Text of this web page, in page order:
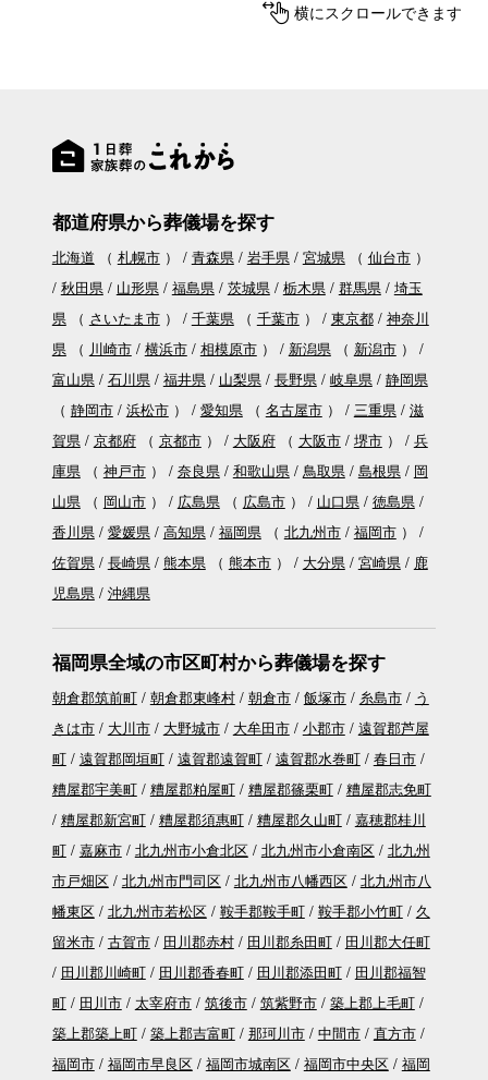
横にスクロールできます
都道府県から葬儀場を探す
北海道 （ 札幌市） 青森県 岩手県 宮城県（ 仙台市）
秋田県
山形県 福島県 茨城県 栃木県 群馬県
埼玉
県（ さいたま市） 千葉県（ 千葉市） 東京都
神奈川
県（ 川崎市 横浜市 相模原市） 新潟県（ 新潟市）
富山県
石川県 福井県 山梨県 長野県 岐阜県
静岡県
（ 静岡市 浜松市） 愛知県（ 名古屋市） 三重県
滋
賀県
京都府（ 京都市） 大阪府（ 大阪市 堺市）
兵
庫県（ 神戸市） 奈良県 和歌山県 鳥取県 島根県
岡
山県（ 岡山市） 広島県（ 広島市） 山口県
徳島県
香川県
愛媛県 高知県 福岡県（ 北九州市 福岡市）
佐賀県
長崎県 熊本県（ 熊本市） 大分県 宮崎県
鹿
児島県
沖縄県
福岡県全域の市区町村から葬儀場を探す
朝倉郡筑前町 朝倉郡東峰村 朝倉市 飯塚市 糸島市
う
きは市
大川市 大野城市 大牟田市 小郡市
遠賀郡芦屋
町
遠賀郡岡垣町 遠賀郡遠賀町 遠賀郡水巻町
春日市
糟屋郡宇美町
糟屋郡粕屋町 糟屋郡篠栗町
糟屋郡志免町
糟屋郡新宮町
糟屋郡須惠町 糟屋郡久山町
嘉穂郡桂川
町
嘉麻市 北九州市小倉北区 北九州市小倉南区
北九州
市戸畑区
北九州市門司区 北九州市八幡西区
北九州市八
幡東区
北九州市若松区 鞍手郡鞍手町 鞍手郡小竹町
久
留米市
古賀市 田川郡赤村 田川郡糸田町
田川郡大任町
田川郡川崎町
田川郡香春町 田川郡添田町
田川郡福智
町
田川市 太宰府市 筑後市 筑紫野市
築上郡上毛町
築上郡築上町
築上郡吉富町 那珂川市 中間市
直方市
福岡市
福岡市早良区 福岡市城南区 福岡市中央区
福岡